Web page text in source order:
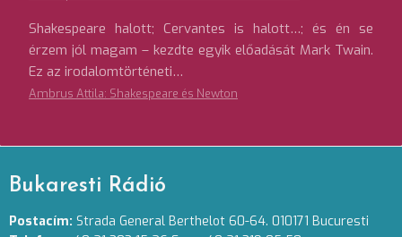
Shakespeare halott; Cervantes is halott…; és én se
érzem jól magam – kezdte egyik előadását Mark Twain.
Ez az irodalomtörténeti…
Ambrus Attila: Shakespeare és Newton
Bukaresti Rádió
Postacím: Strada General Berthelot 60-64. 010171 Bucuresti